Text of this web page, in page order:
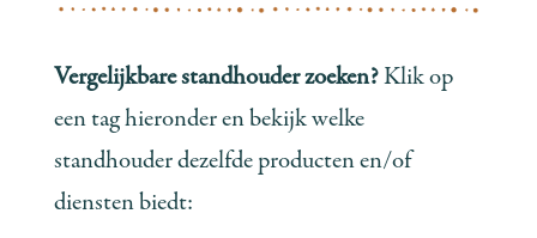
Vergelijkbare standhouder zoeken?Klik op
een tag hieronder en bekijk welke
standhouder dezelfde producten en/of
diensten biedt: